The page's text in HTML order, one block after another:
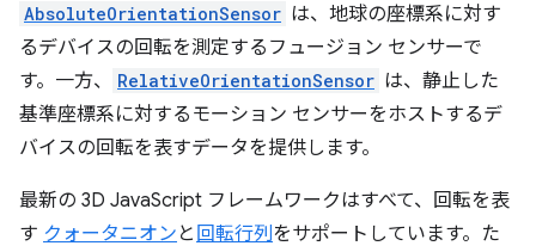
AbsoluteOrientationSensor は、地球の座標系に対す
るデバイスの回転を測定するフュージョン センサーで
す。一方、
RelativeOrientationSensor は、静止した
基準座標系に対するモーション センサーをホストするデ
バイスの回転を表すデータを提供します。
最新の 3D JavaScript フレームワークはすべて、回転を表
す クォータニオン と 回転行列をサポートしています。た